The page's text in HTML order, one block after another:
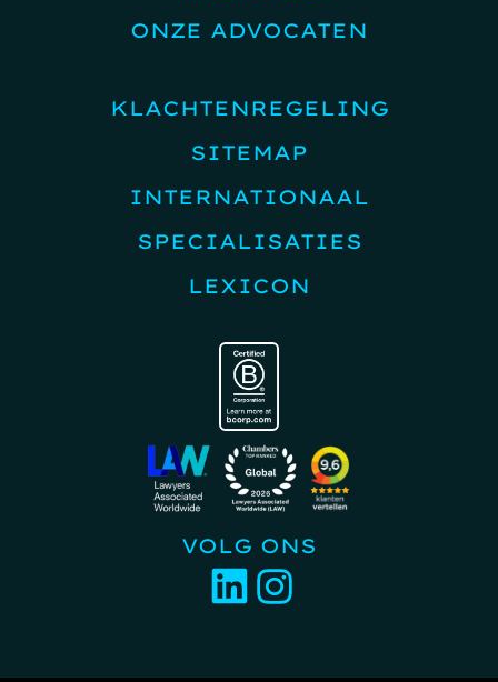
ONZE ADVOCATEN
KLACHTENREGELING
SITEMAP
INTERNATIONAAL
SPECIALISATIES
LEXICON
VOLG ONS